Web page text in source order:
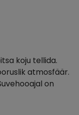
koju tellida.
atmosfäär.
on